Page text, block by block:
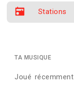
Stations
TA MUSIQUE
Joué récemment